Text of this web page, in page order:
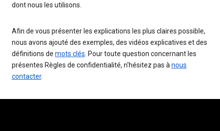
dont nous les utilisons.
Afin de vous présenter les explications les plus claires possible,
nous avons ajouté des exemples, des vidéos explicatives et des
définitions de mots clés . Pour toute question concernant les
présentes Règles de confidentialité, n'hésitez pas à nous
contacter.